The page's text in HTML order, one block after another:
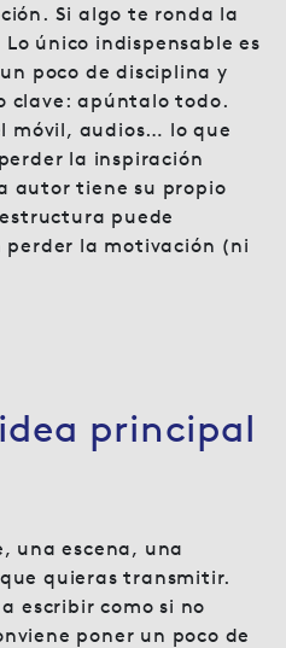
Si algo te ronda la
único indispensable es
poco de disciplina y
clave: apúntalo todo.
móvil, audios… lo que
la inspiración
autor tiene su propio
puede
la motivación (ni
principal
una escena, una
quieras transmitir.
escribir como si no
poner un poco de